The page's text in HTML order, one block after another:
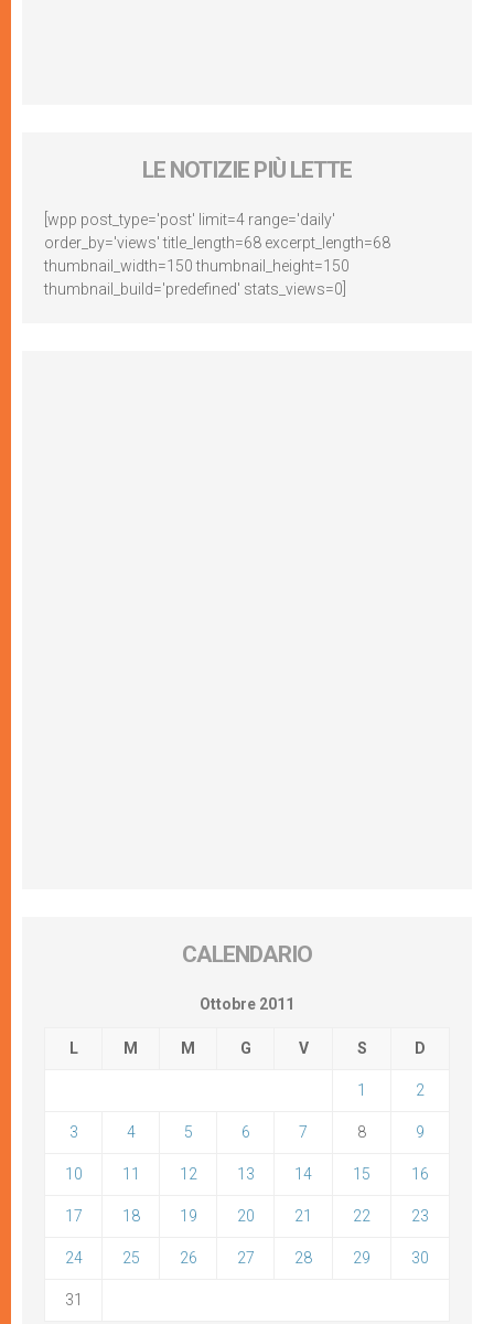
LE NOTIZIE PIÙ LETTE
[wpp post_type='post' limit=4 range='daily'
order_by='views' title_length=68 excerpt_length=68
thumbnail_width=150 thumbnail_height=150
thumbnail_build='predefined' stats_views=0]
CALENDARIO
Ottobre 2011
L M M G V S D
1 2
3 4 5 6 7 8 9
10 11 12 13 14 15 16
17 18 19 20 21 22 23
24 25 26 27 28 29 30
31